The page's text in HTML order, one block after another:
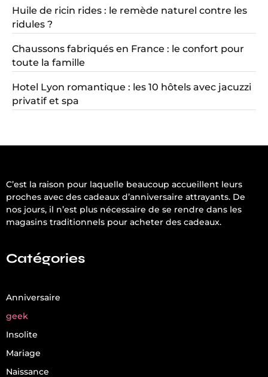
Huile de ricin rides : le remède naturel contre les
ridules ?
Chaussons fabriqués en France : le confort pour
toute la famille
Hotel Lyon romantique : les 10 hôtels avec jacuzzi
privatif et spa
C’est la raison pour laquelle beaucoup accueillent leurs
proches avec des cadeaux d’anniversaire attrayants. De
nos jours, il n’est plus nécessaire de se rendre dans les
magasins traditionnels pour acheter des cadeaux.
Catégories
Anniversaire
geek
Insolite
Mariage
Naissance